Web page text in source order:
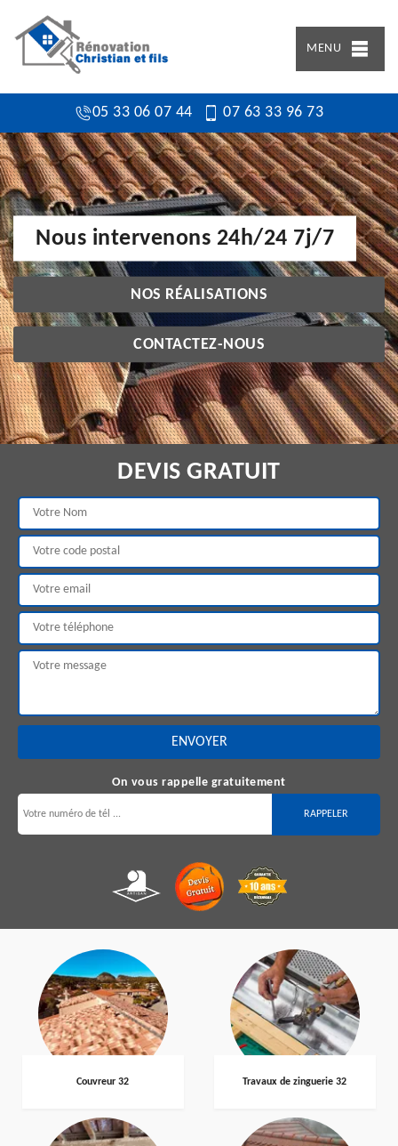
MENU
05 33 06 07 44 07 63 33 96 73
Nous intervenons 24h/24 7j/7
NOS RÉALISATIONS
CONTACTEZ-NOUS
DEVIS GRATUIT
On vous rappelle gratuitement
Couvreur 32 Travaux de zinguerie 32